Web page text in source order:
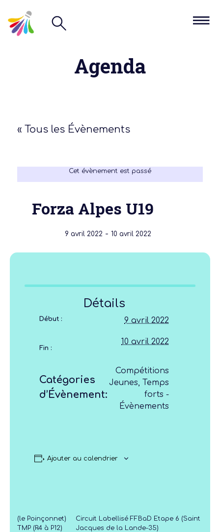
Agenda
« Tous les Évènements
Cet évènement est passé
Forza Alpes U19
9 avril 2022 - 10 avril 2022
Détails
Début : 9 avril 2022
Fin :
10 avril 2022
Catégories
d’Évènement:
Compétitions
Jeunes
Temps
forts -
Évènements
Ajouter au calendrier
(le Poinçonnet)
TMP (R4 à P12)
Circuit Labellisé FFBaD Etape 6 (Saint
Jacques de la Lande-35)